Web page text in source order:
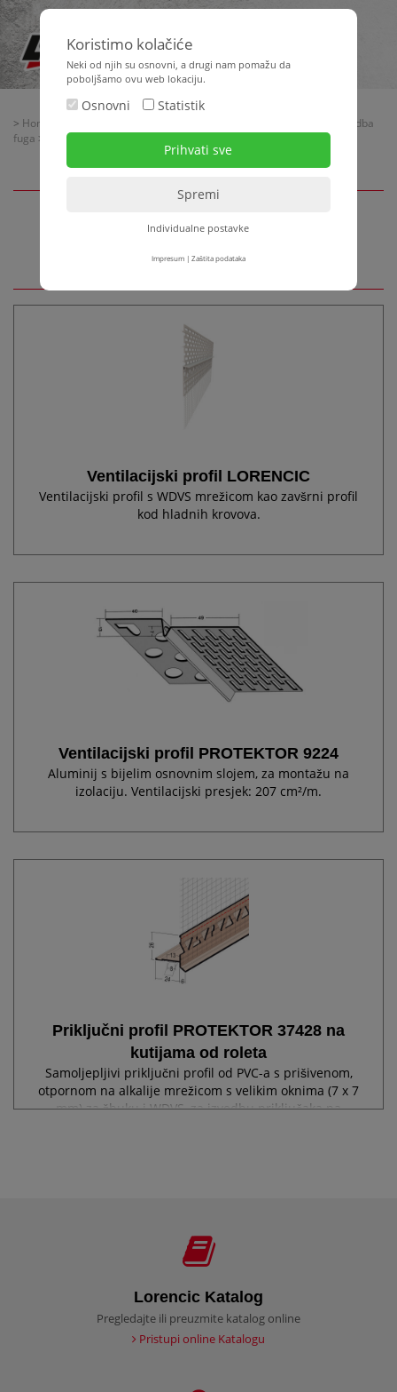
> Home
Armiranje - Profili za žbukanje - Izvedba
fuga > Kutnici + profili za WDV sisteme > Ventilacijski profili WDVS
Ventilacijski profili WDVS
Ventilacijski profil LORENCIC
Ventilacijski profil s WDVS mrežicom kao zavšrni profil
kod hladnih krovova.
Ventilacijski profil PROTEKTOR 9224
Aluminij s bijelim osnovnim slojem, za montažu na
izolaciju. Ventilacijski presjek: 207 cm²/m.
Priključni profil PROTEKTOR 37428 na
kutijama od roleta
Samoljepljivi priključni profil od PVC-a s prišivenom,
otpornom na alkalije mrežicom s velikim oknima (7 x 7
mm) za žbuku i WDVS, za izvedbu priključaka na
Lorencic Katalog
Pregledajte ili preuzmite katalog online
Pristupi online Katalogu
Koristimo kolačiće
Neki od njih su osnovni, a drugi nam pomažu da
poboljšamo ovu web lokaciju.
Osnovni Statistik
Individualne postavke
Impresum| Zaštita podataka